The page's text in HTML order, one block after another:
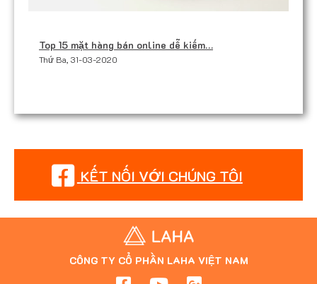
Top 15 mặt hàng bán online dễ kiếm…
Thứ Ba, 31-03-2020
KẾT NỐI VỚI CHÚNG TÔI
CÔNG TY CỔ PHẦN LAHA VIỆT NAM